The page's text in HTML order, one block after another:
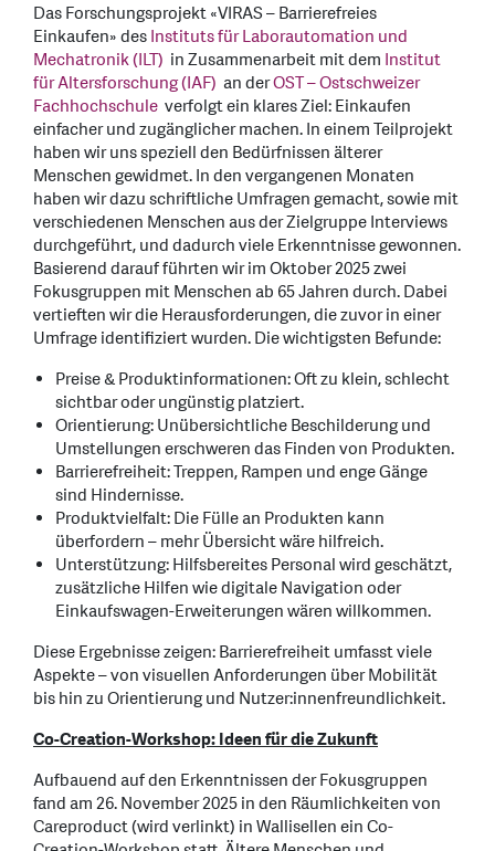
Das Forschungsprojekt «VIRAS – Barrierefreies
Einkaufen» desInstituts für Laborautomation und
Mechatronik (ILT) in Zusammenarbeit mit dem Institut
für Altersforschung (IAF) an derOST – Ostschweizer
Fachhochschule verfolgt ein klares Ziel: Einkaufen
einfacher und zugänglicher machen. In einem Teilprojekt
haben wir uns speziell den Bedürfnissen älterer
Menschen gewidmet. In den vergangenen Monaten
haben wir dazu schriftliche Umfragen gemacht, sowie mit
verschiedenen Menschen aus der Zielgruppe Interviews
durchgeführt, und dadurch viele Erkenntnisse gewonnen.
Basierend darauf führten wir im Oktober 2025 zwei
Fokusgruppen mit Menschen ab 65 Jahren durch. Dabei
vertieften wir die Herausforderungen, die zuvor in einer
Umfrage identifiziert wurden. Die wichtigsten Befunde:
Preise & Produktinformationen: Oft zu klein, schlecht
sichtbar oder ungünstig platziert.
Orientierung: Unübersichtliche Beschilderung und
Umstellungen erschweren das Finden von Produkten.
Barrierefreiheit: Treppen, Rampen und enge Gänge
sind Hindernisse.
Produktvielfalt: Die Fülle an Produkten kann
überfordern – mehr Übersicht wäre hilfreich.
Unterstützung: Hilfsbereites Personal wird geschätzt,
zusätzliche Hilfen wie digitale Navigation oder
Einkaufswagen-Erweiterungen wären willkommen.
Diese Ergebnisse zeigen: Barrierefreiheit umfasst viele
Aspekte – von visuellen Anforderungen über Mobilität
bis hin zu Orientierung und Nutzer:innenfreundlichkeit.
Co-Creation-Workshop: Ideen für die Zukunft
Aufbauend auf den Erkenntnissen der Fokusgruppen
fand am 26. November 2025 in den Räumlichkeiten von
Careproduct (wird verlinkt) in Wallisellen ein Co-